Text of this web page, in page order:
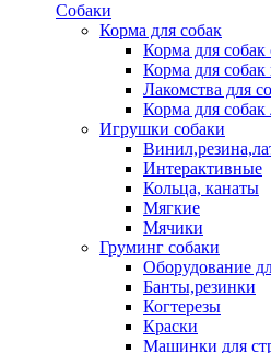
Собаки
Корма для собак
Корма для собак
Корма для
Лакомства для
Корма для собак
Игрушки собаки
Интерактивные
Кольца, канаты
Мягкие
Мячики
Груминг собаки
Оборудование
Банты,резинки
Когтерезы
Краски
Машинки для